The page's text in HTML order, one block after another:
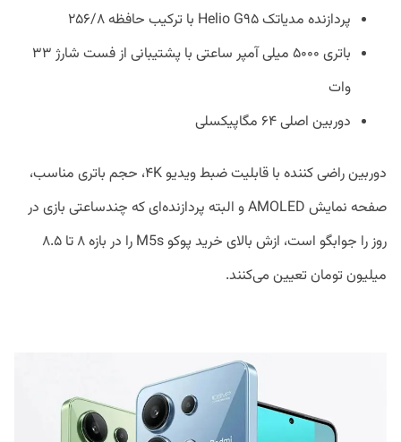
پردازنده مدیاتک Helio G۹۵ با ترکیب حافظه ۲۵۶/۸
باتری ۵۰۰۰ میلی آمپر ساعتی با پشتیبانی از فست شارژ ۳۳
وات
دوربین اصلی ۶۴ مگاپیکسلی
دوربین راضی کننده با قابلیت ضبط ویدیو ۴K، حجم باتری مناسب،
صفحه نمایش AMOLED و البته پردازنده‌ای که چندساعتی بازی در
روز را جوابگو است، ازش بالای خرید پوکو M5s را در بازه ۸ تا ۸.۵
میلیون تومان تعیین می‌کنند.